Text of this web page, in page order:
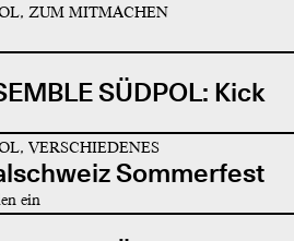
ZUM MITMACHEN
SÜDPOL: Kick
VERSCHIEDENES
Sommerfest
ein